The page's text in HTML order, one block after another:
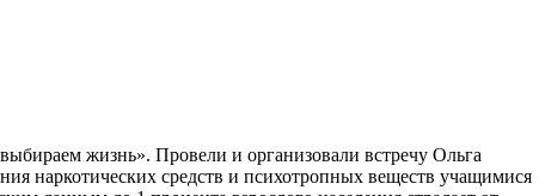
жизнь». Провели и организовали встречу Ольга
наркотических средств и психотропных веществ учащимися